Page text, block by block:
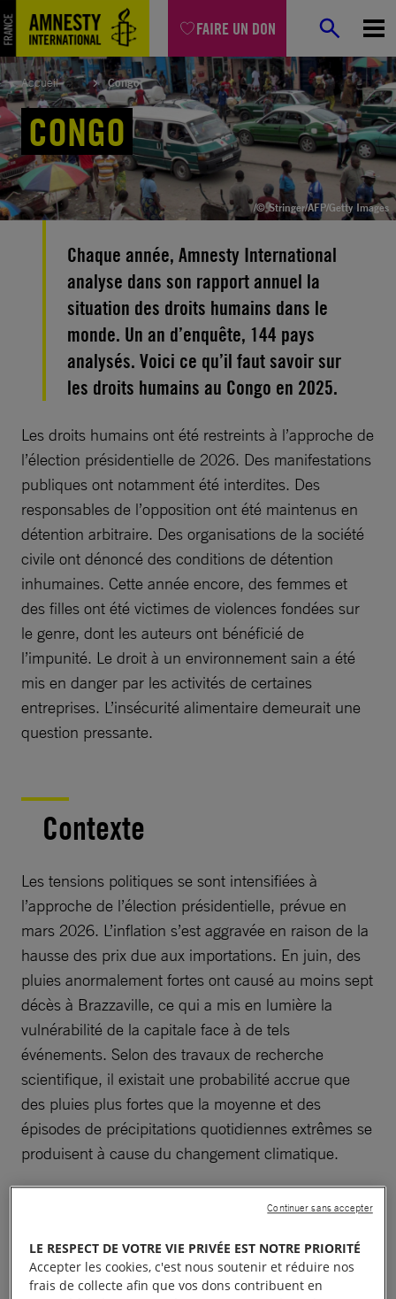
FAIRE UN DON
Aller
au
contenu
Accueil Congo
CONGO
/© Stringer/AFP/Getty Images
Chaque année, Amnesty International
analyse dans son rapport annuel la
situation des droits humains dans le
monde. Un an d’enquête, 144 pays
analysés. Voici ce qu’il faut savoir sur
les droits humains au Congo en 2025.
Les droits humains ont été restreints à l’approche de
l’élection présidentielle de 2026. Des manifestations
publiques ont notamment été interdites. Des
responsables de l’opposition ont été maintenus en
détention arbitraire. Des organisations de la société
civile ont dénoncé des conditions de détention
inhumaines. Cette année encore, des femmes et
des filles ont été victimes de violences fondées sur
le genre, dont les auteurs ont bénéficié de
l’impunité. Le droit à un environnement sain a été
mis en danger par les activités de certaines
entreprises. L’insécurité alimentaire demeurait une
question pressante.
Contexte
Les tensions politiques se sont intensifiées à
l’approche de l’élection présidentielle, prévue en
mars 2026. L’inflation s’est aggravée en raison de la
hausse des prix due aux importations. En juin, des
pluies anormalement fortes ont causé au moins sept
décès à Brazzaville, ce qui a mis en lumière la
vulnérabilité de la capitale face à de tels
événements. Selon des travaux de recherche
scientifique, il existait une probabilité accrue que
des pluies plus fortes que la moyenne et des
épisodes de précipitations quotidiennes extrêmes se
produisent à cause du changement climatique.
Liberté d’expression,
d’association et de
LE RESPECT DE VOTRE VIE PRIVÉE EST NOTRE PRIORITÉ
Accepter les cookies, c'est nous soutenir et réduire nos
frais de collecte afin que vos dons contribuent en
Continuer sans accepter